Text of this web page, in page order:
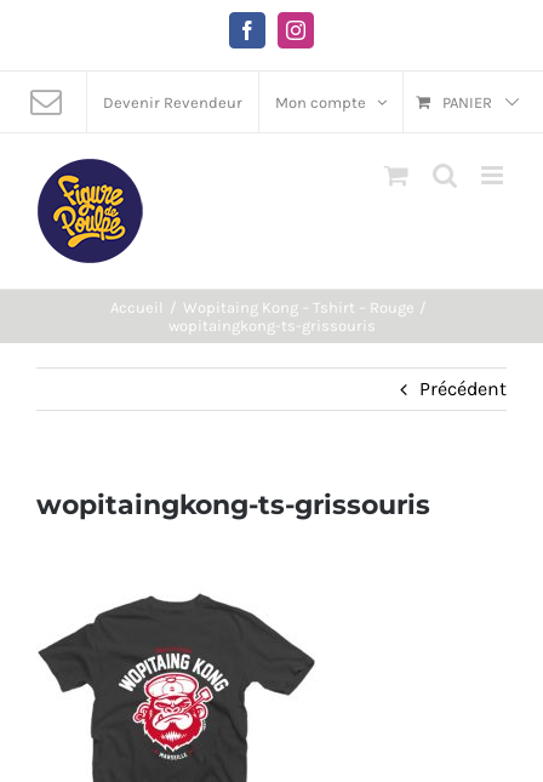
FacebookInstagram
Devenir Revendeur Mon compte PANIER
Accueil
Wopitaing Kong – Tshirt – Rouge
wopitaingkong-ts-grissouris
Précédent
wopitaingkong-ts-grissouris